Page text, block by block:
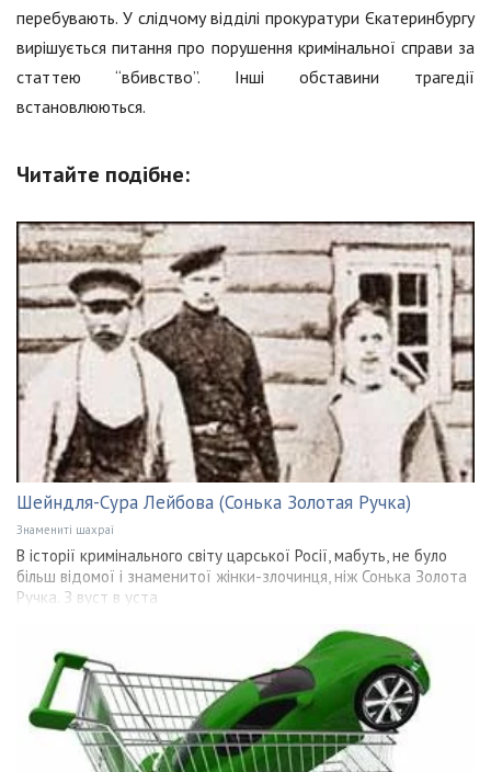
перебувають. У слідчому відділі прокуратури Єкатеринбургу
вирішується питання про порушення кримінальної справи за
статтею “вбивство”. Інші обставини трагедії
встановлюються.
Читайте подібне:
Шейндля-Сура Лейбова (Сонька Золотая Ручка)
Знамениті шахраї
В історії кримінального світу царської Росії, мабуть, не було
більш відомої і знаменитої жінки-злочинця, ніж Сонька Золота
Ручка. З вуст в уста